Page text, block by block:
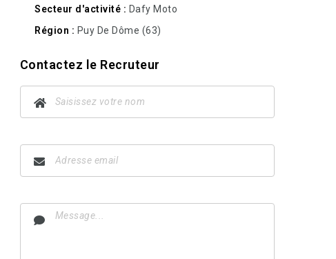
Secteur d'activité
Dafy Moto
Région
Puy De Dôme (63)
Contactez le Recruteur